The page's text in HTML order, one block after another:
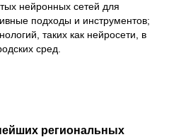
нейронных сетей для
подходы и инструментов;
таких как нейросети, в
сред.
региональных